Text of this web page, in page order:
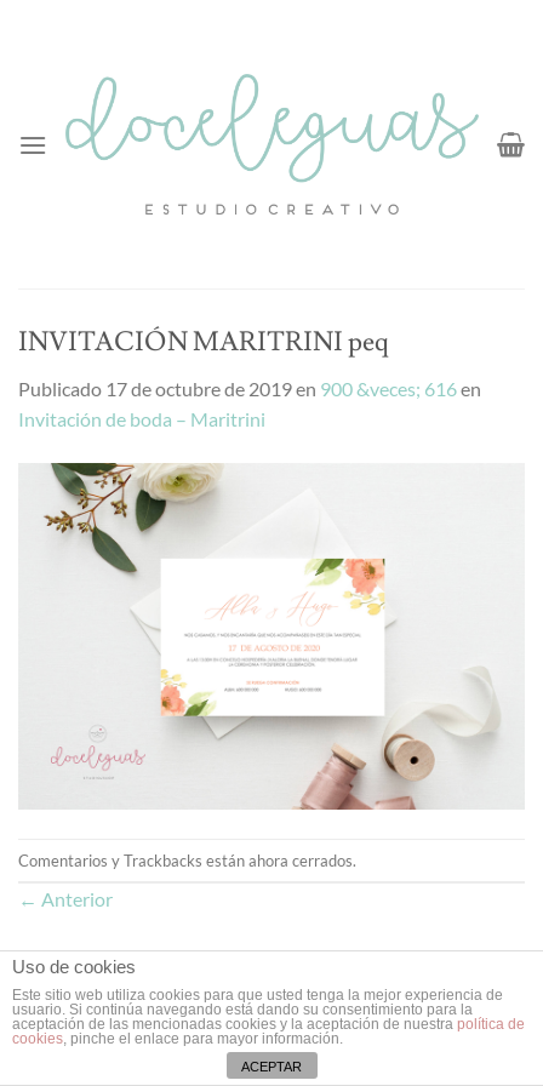
INVITACIÓN MARITRINI peq
Publicado 17 de octubre de 2019en 900 &veces; 616en
Invitación de boda – Maritrini
Comentarios y Trackbacks están ahora cerrados.
← Anterior
Copyright 2026 ©Doce Leguas| Estudio de Diseño Gráfico y Web
en Valladolid ❥
Uso de cookies
Este sitio web utiliza cookies para que usted tenga la mejor experiencia de
usuario. Si continúa navegando está dando su consentimiento para la
aceptación de las mencionadas cookies y la aceptación de nuestra política de
cookies, pinche el enlace para mayor información.
ACEPTAR